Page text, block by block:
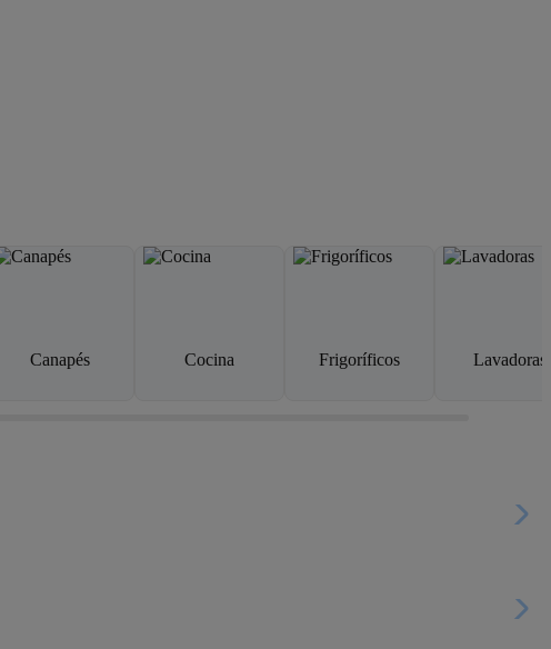
Canapés Cocina Frigoríficos Lavadoras